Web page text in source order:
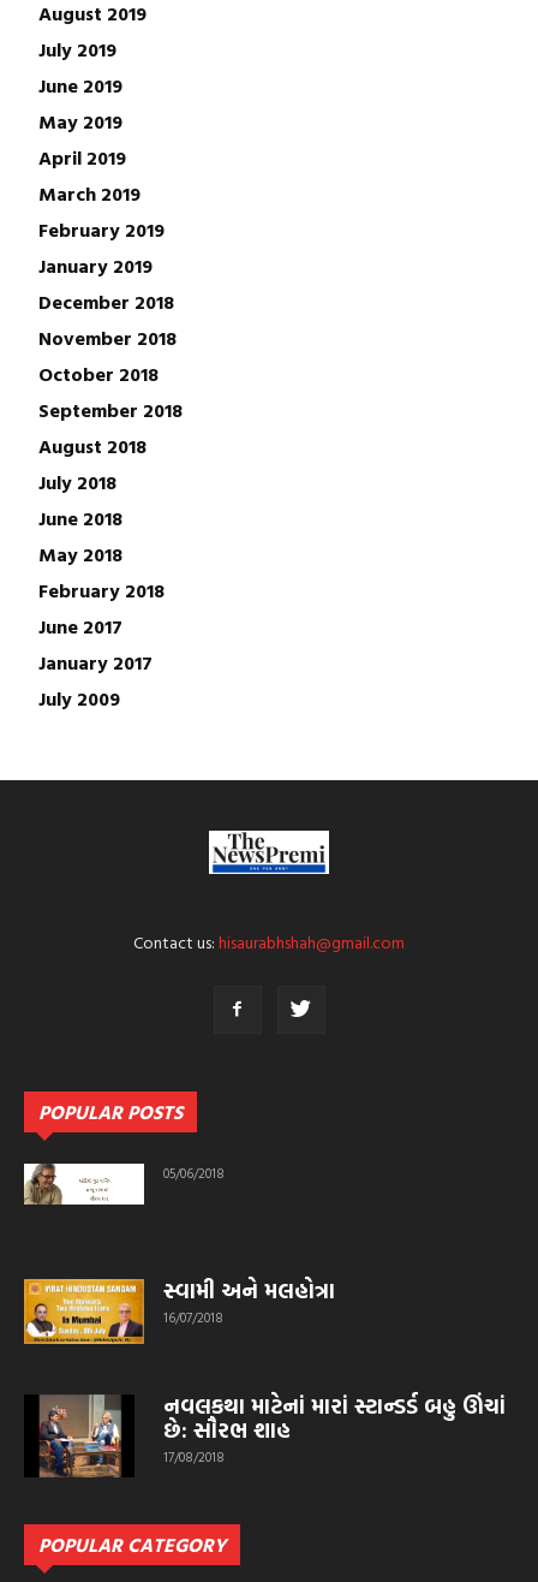
August 2019
July 2019
June 2019
May 2019
April 2019
March 2019
February 2019
January 2019
December 2018
November 2018
October 2018
September 2018
August 2018
July 2018
June 2018
May 2018
February 2018
June 2017
January 2017
July 2009
Contact us:hisaurabhshah@gmail.com
POPULAR POSTS
05/06/2018
સ્વામી અને મલહોત્રા
16/07/2018
નવલકથા માટેનાં મારાં સ્ટાન્ડર્ડ બહુ ઊંચાં
છે: સૌરભ શાહ
17/08/2018
POPULAR CATEGORY